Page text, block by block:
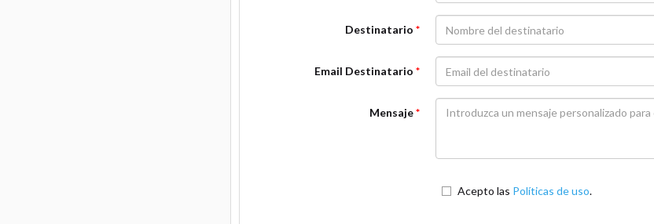
Destinatario *
Email Destinatario *
Mensaje*
Acepto las Políticas de uso.